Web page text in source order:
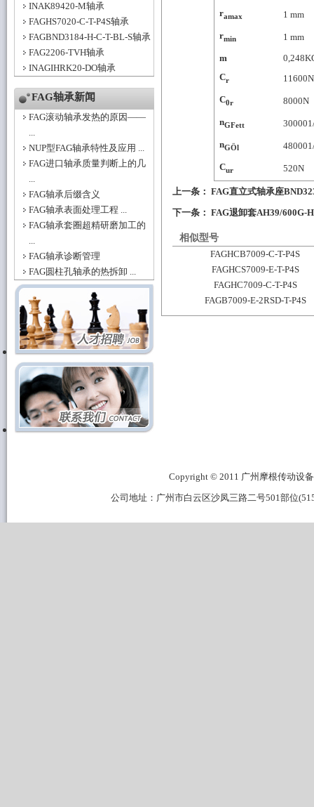
INAK89420-M轴承
FAGHS7020-C-T-P4S轴承
FAGBND3184-H-C-T-BL-S轴承
FAG2206-TVH轴承
INAGIHRK20-DO轴承
FAG轴承新闻
FAG滚动轴承发热的原因——
...
NUP型FAG轴承特性及应用 ...
FAG进口轴承质量判断上的几
...
FAG轴承后缀含义
FAG轴承表面处理工程 ...
FAG轴承套圈超精研磨加工的
...
FAG轴承诊断管理
FAG圆柱孔轴承的热拆卸 ...
ramax 1 mm
rmin 1 mm
m
0,248
Cr 11600
C0r 8000N
nGFett 30000
nGÖl 48000
Cur 520N
上一条： FAG直立式轴承座
下一条： FAG退卸套AH39/600G-
相似型号
FAGHCB7009-C-T-P4S
FAGHCS7009-E-T-P4S
FAGHC7009-C-T-P4S
FAGB7009-E-2RSD-T-P4S
Copyright © 2011 广州摩根传动设
公司地址：广州市白云区沙凤三路二号501部位